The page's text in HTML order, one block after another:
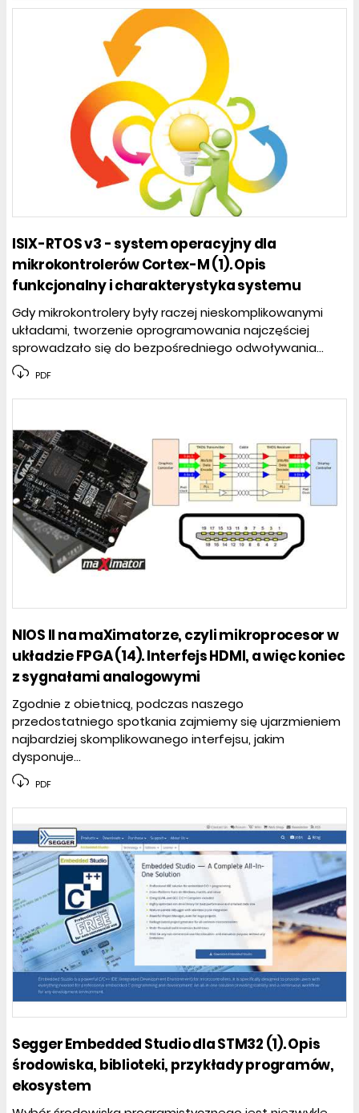
ISIX-RTOS v3 - system operacyjny dla
mikrokontrolerów Cortex-M (1). Opis
funkcjonalny i charakterystyka systemu
Gdy mikrokontrolery były raczej nieskomplikowanymi
układami, tworzenie oprogramowania najczęściej
sprowadzało się do bezpośredniego odwoływania...
PDF
NIOS II na maXimatorze, czyli mikroprocesor w
układzie FPGA (14). Interfejs HDMI, a więc koniec
z sygnałami analogowymi
Zgodnie z obietnicą, podczas naszego
przedostatniego spotkania zajmiemy się ujarzmieniem
najbardziej skomplikowanego interfejsu, jakim
dysponuje...
PDF
Segger Embedded Studio dla STM32 (1). Opis
środowiska, biblioteki, przykłady programów,
ekosystem